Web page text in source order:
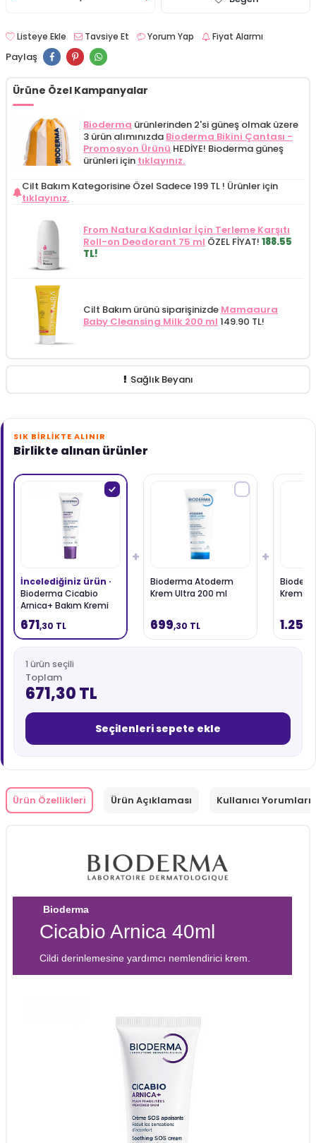
Listeye Ekle Tavsiye Et Yorum Yap Fiyat Alarmı
Paylaş
Ürüne Özel Kampanyalar
Bioderma ürünlerinden 2'si güneş olmak üzere
3 ürün alımınızda Bioderma Bikini Çantası -
Promosyon Ürünü HEDİYE! Bioderma güneş
ürünleri için tıklayınız.
Cilt Bakım Kategorisine Özel Sadece 199 TL ! Ürünler için
tıklayınız.
From Natura Kadınlar İçin Terleme Karşıtı
Roll-on Deodorant 75 ml ÖZEL FİYAT! 188.55
TL!
Cilt Bakım ürünü siparişinizde Mamaaura
Baby Cleansing Milk 200 ml 149.90 TL!
Sağlık Beyanı
SIK BIRLIKTE ALINIR
Birlikte alınan ürünler
İncelediğiniz ürün ·
Bioderma Cicabio
Arnica+ Bakım Kremi
40ml
671,30 TL
+
Bioderma Atoderm
Krem Ultra 200 ml
699,30 TL
+
Krem
1.252
1 ürün seçili
Toplam
671,30 TL
Seçilenleri sepete ekle
Ürün Özellikleri Ürün Açıklaması Kullanıcı Yorumları
Bioderma
Cicabio Arnica 40ml
Cildi derinlemesine yardımcı nemlendirici krem.